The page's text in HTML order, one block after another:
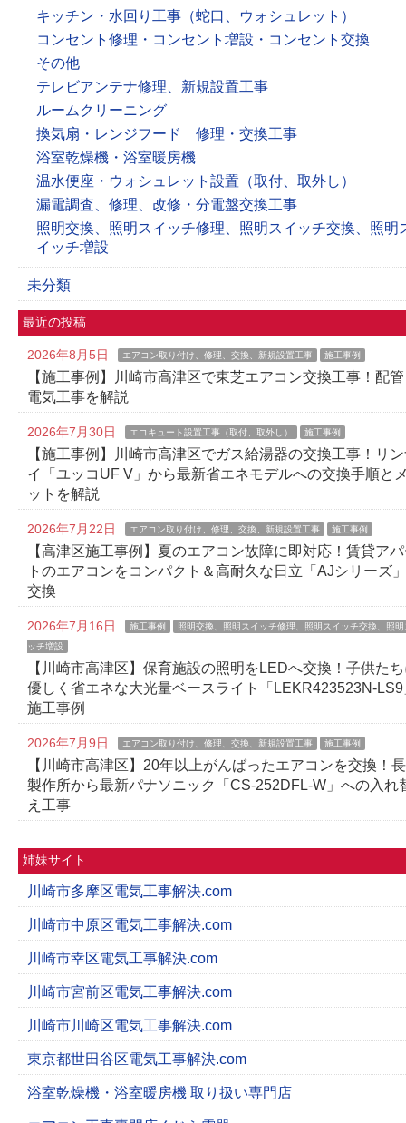
キッチン・水回り工事（蛇口、ウォシュレット）
コンセント修理・コンセント増設・コンセント交換
その他
テレビアンテナ修理、新規設置工事
ルームクリーニング
換気扇・レンジフード 修理・交換工事
浴室乾燥機・浴室暖房機
温水便座・ウォシュレット設置（取付、取外し）
漏電調査、修理、改修・分電盤交換工事
照明交換、照明スイッチ修理、照明スイッチ交換、照明
イッチ増設
未分類
最近の投稿
2026年8月5日 エアコン取り付け、修理、交換、新規設置工事 施工事例
【施工事例】川崎市高津区で東芝エアコン交換工事！配
電気工事を解説
2026年7月30日 エコキュート設置工事（取付、取外し） 施工事例
【施工事例】川崎市高津区でガス給湯器の交換工事！リ
イ「ユッコUF V」から最新省エネモデルへの交換手順と
ットを解説
2026年7月22日 エアコン取り付け、修理、交換、新規設置工事 施工事例
【高津区施工事例】夏のエアコン故障に即対応！賃貸ア
トのエアコンをコンパクト＆高耐久な日立「AJシリーズ
交換
2026年7月16日 施工事例
照明交換、照明スイッチ修理、照明スイッチ交換、照明
ッチ増設
【川崎市高津区】保育施設の照明をLEDへ交換！子供た
優しく省エネな大光量ベースライト「LEKR423523N-LS9
施工事例
2026年7月9日 エアコン取り付け、修理、交換、新規設置工事 施工事例
【川崎市高津区】20年以上がんばったエアコンを交換！
製作所から最新パナソニック「CS-252DFL-W」への入れ
え工事
姉妹サイト
川崎市多摩区電気工事解決.com
川崎市中原区電気工事解決.com
川崎市幸区電気工事解決.com
川崎市宮前区電気工事解決.com
川崎市川崎区電気工事解決.com
東京都世田谷区電気工事解決.com
浴室乾燥機・浴室暖房機 取り扱い専門店